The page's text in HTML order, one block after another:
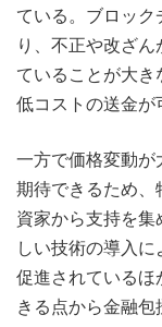
ている。ブロック
り、不正や改ざ
ていることが大
低コストの送金が
一方で価格変動が
期待できるため、
資家から支持を
しい技術の導入
促進されている
きる点から金融